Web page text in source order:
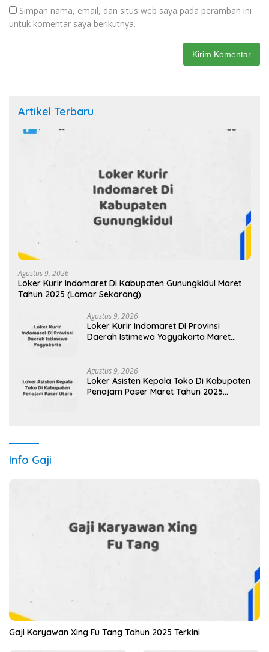
Simpan nama, email, dan situs web saya pada peramban ini
untuk komentar saya berikutnya.
Artikel Terbaru
Agustus 9, 2026
Loker Kurir Indomaret Di Kabupaten Gunungkidul Maret
Tahun 2025 (Lamar Sekarang)
Agustus 9, 2026
Loker Kurir Indomaret Di Provinsi
Daerah Istimewa Yogyakarta Maret
Agustus 9, 2026
Loker Asisten Kepala Toko Di Kabupaten
Penajam Paser Maret Tahun 2025
Info Gaji
Gaji Karyawan Xing Fu Tang Tahun 2025 Terkini